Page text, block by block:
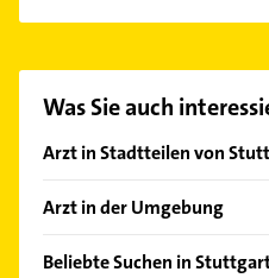
Mail in unserem
Hier finden Sie alle
Was Sie auch
Arzt in Stadtteilen von
Bergheim
Botnang
Arzt in der Umgebung
Fellbach
Beliebte Suchen in